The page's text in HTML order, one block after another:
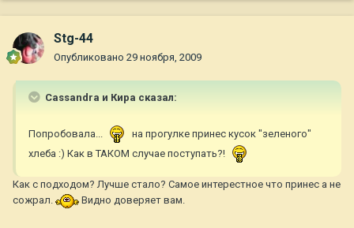
Stg-44
Опубликовано 29 ноября, 2009
Cassandra и Кира сказал:
Попробовала...
на прогулке принес кусок "зеленого"
хлеба :) Как в ТАКОМ случае поступать?!
Как с подходом? Лучше стало? Самое интерестное что принес а не
сожрал.
Видно доверяет вам.